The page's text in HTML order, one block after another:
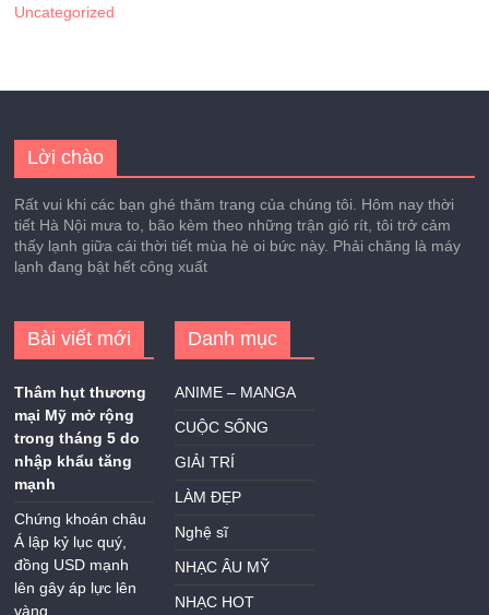
Uncategorized
Lời chào
Rất vui khi các bạn ghé thăm trang của chúng tôi. Hôm nay thời
tiết Hà Nội mưa to, bão kèm theo những trận gió rít, tôi trở cảm
thấy lạnh giữa cái thời tiết mùa hè oi bức này. Phải chăng là máy
lạnh đang bật hết công xuất
Bài viết mới
Thâm hụt thương
mại Mỹ mở rộng
trong tháng 5 do
nhập khẩu tăng
mạnh
Chứng khoán châu
Á lập kỷ lục quý,
đồng USD mạnh
lên gây áp lực lên
vàng
Danh mục
ANIME – MANGA
CUỘC SỐNG
GIẢI TRÍ
LÀM ĐẸP
Nghệ sĩ
NHẠC ÂU MỸ
NHẠC HOT